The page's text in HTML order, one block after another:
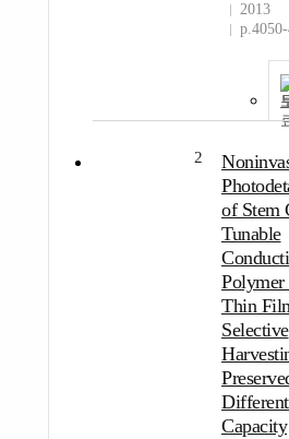
2013
2
of Stem
Tunable
Polymer
Thin
Selective
Capacity